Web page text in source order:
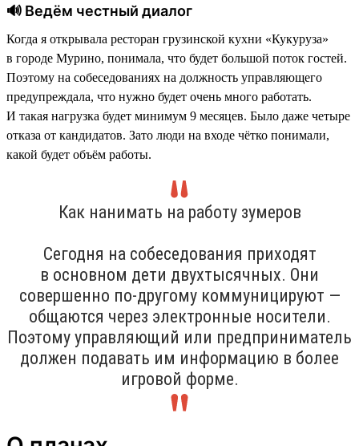
🔊 Ведём честный диалог
Когда я открывала ресторан грузинской кухни «Кукуруза»
в городе Мурино, понимала, что будет большой поток гостей.
Поэтому на собеседованиях на должность управляющего
предупреждала, что нужно будет очень много работать.
И такая нагрузка будет минимум 9 месяцев. Было даже четыре
отказа от кандидатов. Зато люди на входе чётко понимали,
какой будет объём работы.
Как нанимать на работу зумеров
Сегодня на собеседования приходят
в основном дети двухтысячных. Они
совершенно по-другому коммуницируют —
общаются через электронные носители.
Поэтому управляющий или предприниматель
должен подавать им информацию в более
игровой форме.